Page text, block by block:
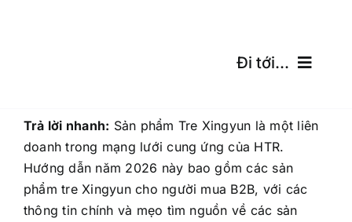
Đi tới...
Sản Phẩm
Chứng Chỉ
Trả lời nhanh: Sản phẩm Tre Xingyun là một liên
doanh trong mạng lưới cung ứng của HTR.
Hướng dẫn năm 2026 này bao gồm các sản
phẩm tre Xingyun cho người mua B2B, với các
thông tin chính và mẹo tìm nguồn về các sản